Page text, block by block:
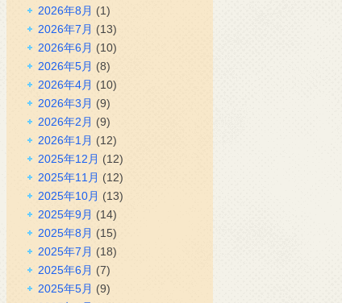
2026年8月 (1)
2026年7月 (13)
2026年6月 (10)
2026年5月 (8)
2026年4月 (10)
2026年3月 (9)
2026年2月 (9)
2026年1月 (12)
2025年12月 (12)
2025年11月 (12)
2025年10月 (13)
2025年9月 (14)
2025年8月 (15)
2025年7月 (18)
2025年6月 (7)
2025年5月 (9)